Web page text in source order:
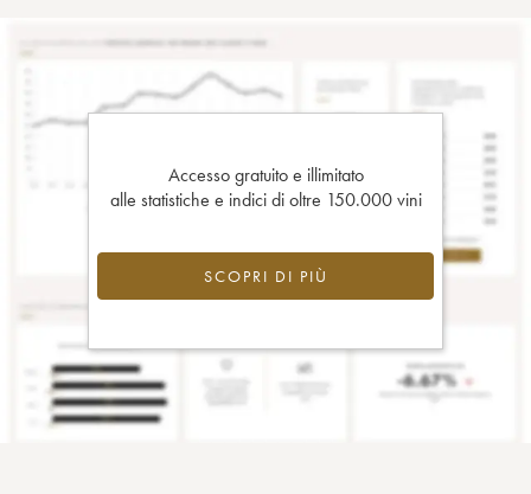
Accesso gratuito e illimitato
alle statistiche e indici di oltre 150.000 vini
SCOPRI DI PIÙ